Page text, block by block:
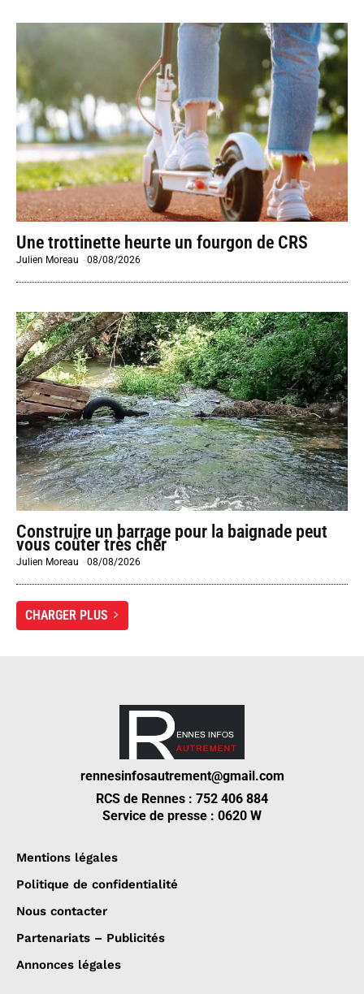
Une trottinette heurte un fourgon de CRS
Julien Moreau -08/08/2026
Construire un barrage pour la baignade peut
vous coûter très cher
Julien Moreau -08/08/2026
CHARGER PLUS
rennesinfosautrement@gmail.com
RCS de Rennes : 752 406 884
Service de presse : 0620 W
Mentions légales
Politique de confidentialité
Nous contacter
Partenariats – Publicités
Annonces légales